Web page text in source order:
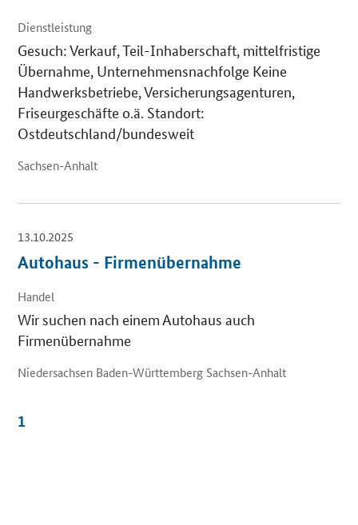
Dienstleistung
Gesuch: Verkauf, Teil-Inhaberschaft, mittelfristige
Übernahme, Unternehmensnachfolge Keine
Handwerksbetriebe, Versicherungsagenturen,
Friseurgeschäfte o.ä. Standort:
Ostdeutschland/bundesweit
Sachsen-Anhalt
13.10.2025
Autohaus - Firmenübernahme
Handel
Wir suchen nach einem Autohaus auch
Firmenübernahme
Niedersachsen Baden-Württemberg Sachsen-Anhalt
1